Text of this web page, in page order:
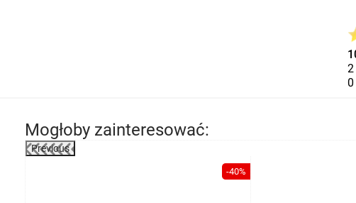
2
0
Mogłoby zainteresować:
Previous
-40%